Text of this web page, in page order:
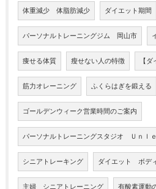
体重減少 体脂肪減少 ダイエット期間
パーソナルトレーニングジム 岡山市
痩せる体質 瘦せない人の特徴 【
筋力オレーニング ふくらはぎを鍛える
ゴールデンウィーク営業時間のご案内
パーソナルトレーニングスタジオ Ｕｎｌ
シニアトレーキング ダイエット ボデ
主婦 シニアトレーニング 有酸素運動